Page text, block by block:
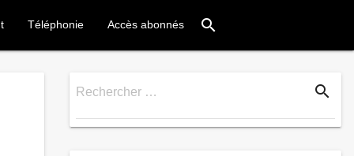
Téléphonie Accès abonnés search
Rechercher … search